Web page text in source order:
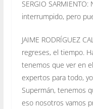
SERGIO
interrumpido, pero
JAIME RODRÍGUEZ
regreses, el tiempo.
tenemos que ver en
expertos para todo,
Supermán, tenemos
eso nosotros vamos